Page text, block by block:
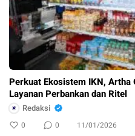
Perkuat Ekosistem IKN, Artha
Layanan Perbankan dan Ritel
Redaksi
0 0 11/01/2026